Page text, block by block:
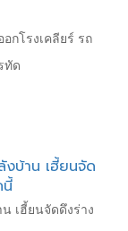
กโรงเคลียร์ รถ
ทัด
บ้าน เฮี้ยนจัด
นี้
เฮี้ยนจัดดึงร่าง